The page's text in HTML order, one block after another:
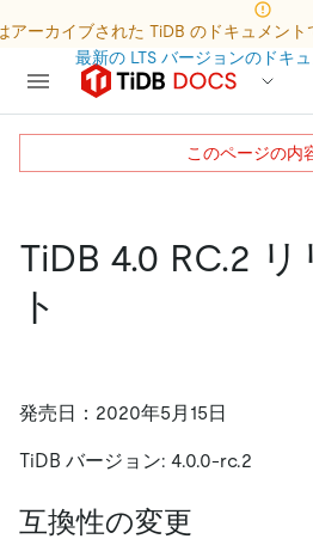
アーカイブされた TiDB のドキュメン
最新の LTS バージョンのドキ
TiDB 4.0 RC.2
ト
発売日：2020年5月15日
TiDB バージョン: 4.0.0-rc.2
互換性の変更
このページの内